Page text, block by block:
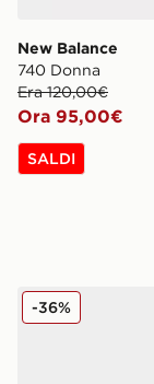
New Balance
740 Donna
Era 120,00€
Ora 95,00€
SALDI
adidas
-36%